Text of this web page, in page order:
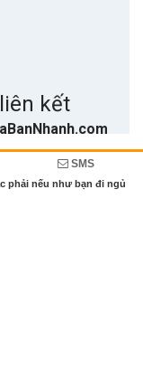
SMS
phải nếu như bạn đi ngủ